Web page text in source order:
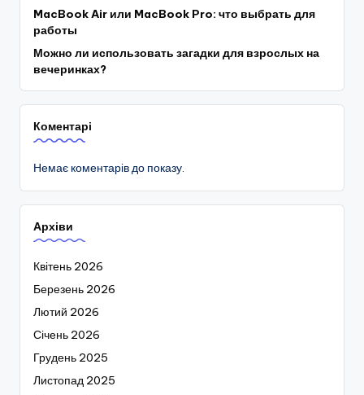
MacBook Air или MacBook Pro: что выбрать для
работы
Можно ли использовать загадки для взрослых на
вечеринках?
Коментарі
Немає коментарів до показу.
Архіви
Квітень 2026
Березень 2026
Лютий 2026
Січень 2026
Грудень 2025
Листопад 2025